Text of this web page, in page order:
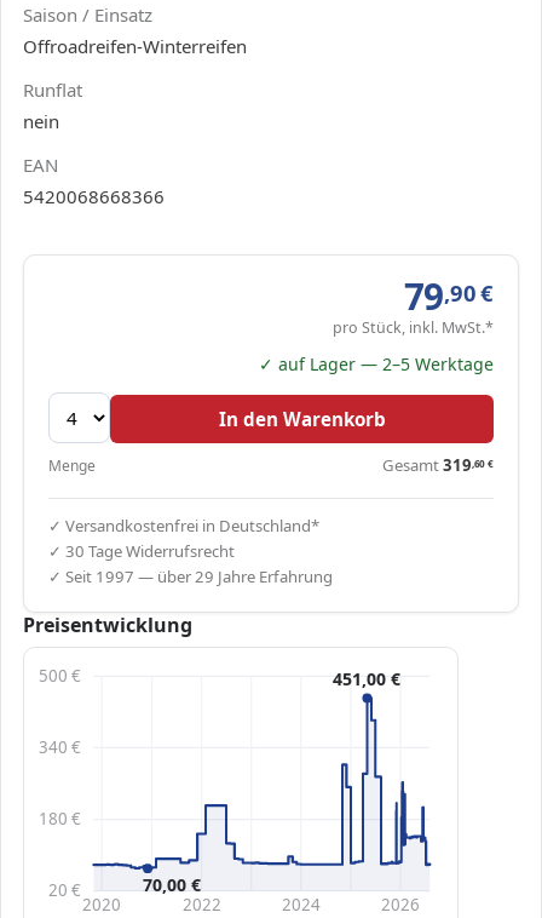
Saison / Einsatz
Offroadreifen-Winterreifen
Runflat
nein
EAN
5420068668366
79,90€
pro Stück, inkl. MwSt.*
✓ auf Lager — 2–5 Werktage
In den Warenkorb
Menge Gesamt319,60€
✓ Versandkostenfrei in Deutschland*
✓ 30 Tage Widerrufsrecht
✓ Seit 1997 — über 29 Jahre Erfahrung
Preisentwicklung
20 €
180 €
340 €
500 €
2020 2022 2024 2026
451,00 €
70,00 €